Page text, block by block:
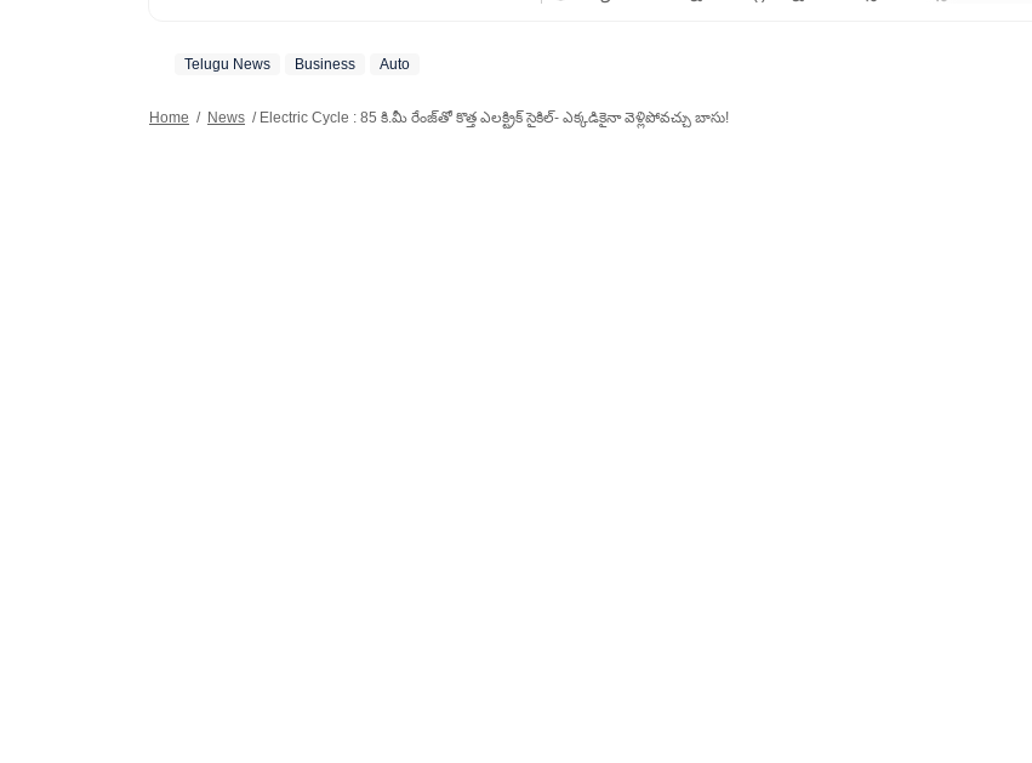
అంతర్జాతీయం, బిజినెస్​ వార్తలు రాసేవారు. ఏ అంశమైనా సరళంగా,
Telugu News Business Auto
Home / News / Electric Cycle : 85 కి.మీ రేంజ్​తో కొత్త ఎలక్ట్రిక్​ సైకిల్​- ఎక్కడికైనా వెళ్లిపోవచ్చు బాసు!